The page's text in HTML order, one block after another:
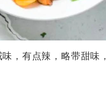
，有点辣，略带甜味